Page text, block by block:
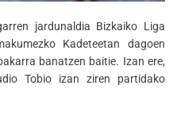
jardunaldia Bizkaiko Liga
Kadeteetan dagoen
banatzen baitie. Izan ere,
Tobio izan ziren partidako